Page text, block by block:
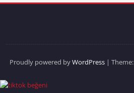
Proudly powered byWordPress| Theme: